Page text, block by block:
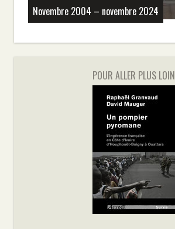
Novembre 2004 – novembre 2024
POUR ALLER PLUS LOIN